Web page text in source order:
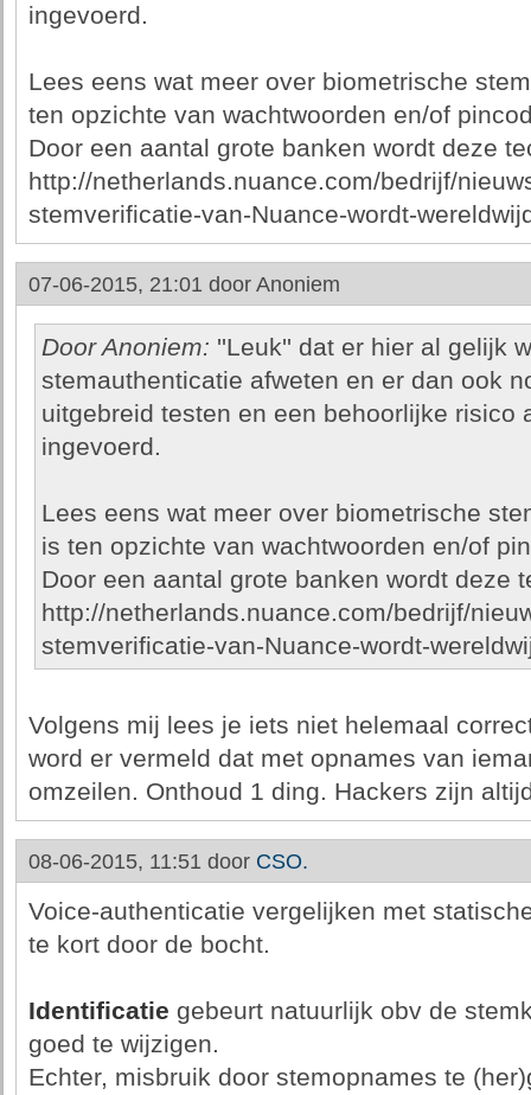
ingevoerd.
Lees eens wat meer over biometrische
ten opzichte van wachtwoorden en/of
Door een aantal grote banken wordt deze
http://netherlands.nuance.com/bedrijf/
stemverificatie-van-Nuance-wordt-
07-06-2015, 21:01 door Anoniem
Door Anoniem: ''Leuk'' dat er hier al gelijk
stemauthenticatie afweten en er dan ook
uitgebreid testen en een behoorlijke risico
ingevoerd.
Lees eens wat meer over biometrische
is ten opzichte van wachtwoorden en/of
Door een aantal grote banken wordt deze
http://netherlands.nuance.com/bedrijf/
stemverificatie-van-Nuance-wordt-
Volgens mij lees je iets niet helemaal
word er vermeld dat met opnames van
omzeilen. Onthoud 1 ding. Hackers zijn
08-06-2015, 11:51 door CSO.
Voice-authenticatie vergelijken met
te kort door de bocht.
Identificatie gebeurt natuurlijk obv de
goed te wijzigen.
Echter, misbruik door stemopnames te